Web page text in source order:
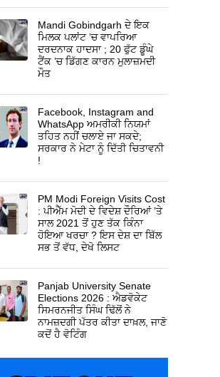
Mandi Gobindgarh ਦੇ ਇਕ
ਮਿਲਕ ਪਲਾਂਟ ’ਚ ਵਾਪਰਿਆ
ਦਰਦਨਾਕ ਹਾਦਸਾ ; 20 ਫੁੱਟ ਡੂੰਘੇ
ਟੈਂਕ ’ਚ ਡਿੱਗਣ ਕਾਰਨ ਮੁਲਾਜ਼ਮਦੀ
ਮੌਤ
Facebook, Instagram and
WhatsApp ਅਮਰੀਕੀ ਨਿਯਮਾਂ
ਤਹਿਤ ਨਹੀਂ ਚਲਾਏ ਜਾ ਸਕਦੇ;
ਸਰਕਾਰ ਨੇ ਮੇਟਾ ਨੂੰ ਦਿੱਤੀ ਚਿਤਾਵਨੀ
!
PM Modi Foreign Visits Cost
: ਪੀਐੱਮ ਮੋਦੀ ਦੇ ਵਿਦੇਸ਼ ਦੌਰਿਆਂ ’ਤੇ
ਸਾਲ 2021 ਤੋਂ ਹੁਣ ਤੱਕ ਕਿੰਨਾ
ਹੋਇਆ ਖਰਚਾ ? ਇਸ ਦੇਸ਼ ਦਾ ਬਿੱਲ
ਸਭ ਤੋਂ ਵੱਧ, ਦੇਖੋ ਲਿਸਟ
Panjab University Senate
Elections 2026 : ਐਡਵੋਕੇਟ
ਸਿਮਰਨਜੀਤ ਸਿੰਘ ਢਿੱਲੋਂ ਨੇ
ਨਾਮਜ਼ਦਗੀ ਪੱਤਰ ਕੀਤਾ ਦਾਖ਼ਲ, ਜਾਣੋ
ਕਦੋਂ ਹੈ ਵੋਟਿੰਗ